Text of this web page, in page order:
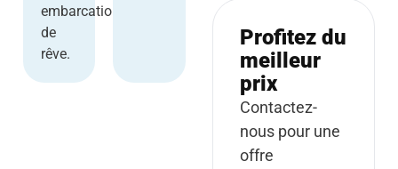
embarcation
de
rêve.
Profitez du
meilleur
prix
Contactez-
nous pour une
offre